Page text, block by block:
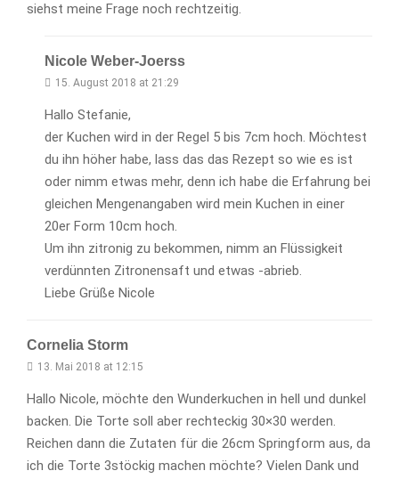
siehst meine Frage noch rechtzeitig.
Nicole Weber-Joerss
15. August 2018 at 21:29
Hallo Stefanie,
der Kuchen wird in der Regel 5 bis 7cm hoch. Möchtest
du ihn höher habe, lass das das Rezept so wie es ist
oder nimm etwas mehr, denn ich habe die Erfahrung bei
gleichen Mengenangaben wird mein Kuchen in einer
20er Form 10cm hoch.
Um ihn zitronig zu bekommen, nimm an Flüssigkeit
verdünnten Zitronensaft und etwas -abrieb.
Liebe Grüße Nicole
Cornelia Storm
13. Mai 2018 at 12:15
Hallo Nicole, möchte den Wunderkuchen in hell und dunkel
backen. Die Torte soll aber rechteckig 30×30 werden.
Reichen dann die Zutaten für die 26cm Springform aus, da
ich die Torte 3stöckig machen möchte? Vielen Dank und